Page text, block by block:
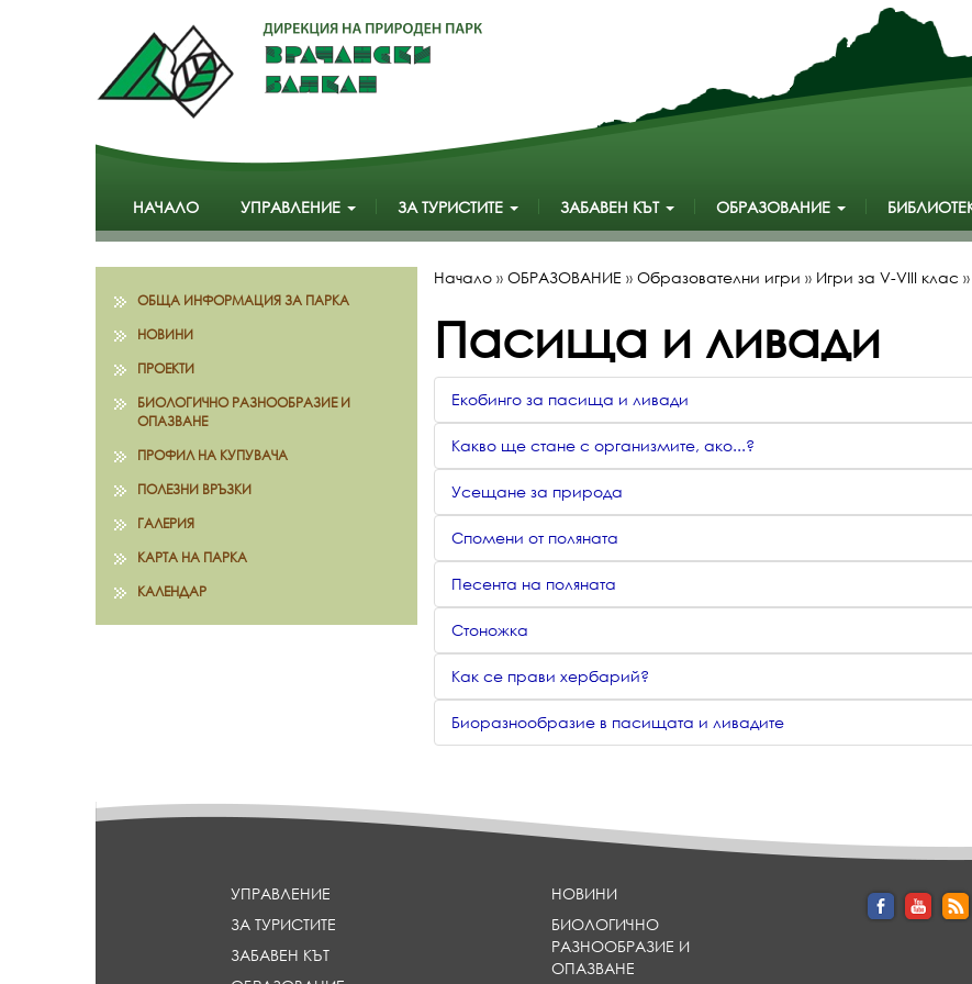
НАЧАЛО УПРАВЛЕНИЕ ЗА ТУРИСТИТЕ ЗАБАВЕН КЪТ ОБРАЗОВАНИЕ
ОБЩА ИНФОРМАЦИЯ ЗА ПАРКА
НОВИНИ
ПРОЕКТИ
БИОЛОГИЧНО РАЗНООБРАЗИЕ И
ОПАЗВАНЕ
ПРОФИЛ НА КУПУВАЧА
ПОЛЕЗНИ ВРЪЗКИ
ГАЛЕРИЯ
КАРТА НА ПАРКА
КАЛЕНДАР
Начало» ОБРАЗОВАНИЕ » Образователни игри » Игри за V-VIII клас »
Пасища и ливади
Екобинго за пасища и ливади
Какво ще стане с организмите, ако...?
Усещане за природа
Спомени от поляната
Песента на поляната
Стоножка
Как се прави хербарий?
Биоразнообразие в пасищата и ливадите
УПРАВЛЕНИЕ
ЗА ТУРИСТИТЕ
ЗАБАВЕН КЪТ
НОВИНИ
БИОЛОГИЧНО
РАЗНООБРАЗИЕ И
ОПАЗВАНЕ